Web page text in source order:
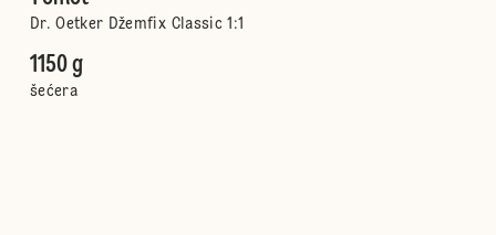
Dr. Oetker Džemfix Classic 1:1
1150 g
šećera